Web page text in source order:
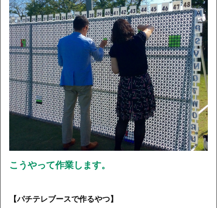
こうやって作業します。
【パチテレブースで作るやつ】